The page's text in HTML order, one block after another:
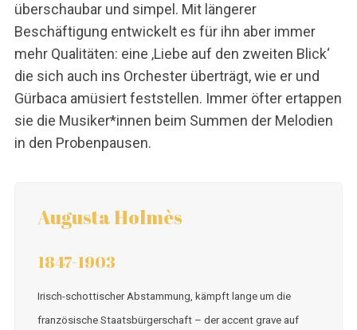
überschaubar und simpel. Mit längerer
Beschäftigung entwickelt es für ihn aber immer
mehr Qualitäten: eine ‚Liebe auf den zweiten Blick‘
die sich auch ins Orchester überträgt, wie er und
Gürbaca amüsiert feststellen. Immer öfter ertappen
sie die Musiker*innen beim Summen der Melodien
in den Probenpausen.
Augusta Holmès
1847-1903
Irisch-schottischer Abstammung, kämpft lange um die
französische Staatsbürgerschaft – der accent grave auf